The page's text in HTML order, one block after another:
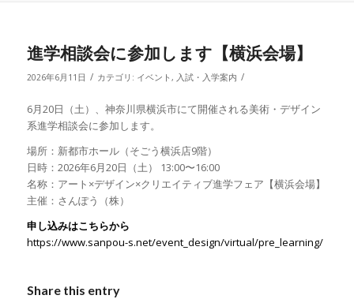
進学相談会に参加します【横浜会場】
2026年6月11日 / カテゴリ: イベント , 入試・入学案内 /
6月20日（土）、神奈川県横浜市にて開催される美術・デザイン
系進学相談会に参加します。
場所：新都市ホール（そごう横浜店9階）
日時：2026年6月20日（土） 13:00〜16:00
名称：アート×デザイン×クリエイティブ進学フェア【横浜会場】
主催：さんぽう（株）
申し込みはこちらから
https://www.sanpou-s.net/event_design/virtual/pre_learning/
Share this entry